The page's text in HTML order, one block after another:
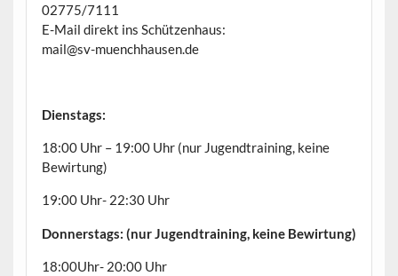
02775/7111
E-Mail direkt ins Schützenhaus:
mail@sv-muenchhausen.de
Dienstags:
18:00 Uhr – 19:00 Uhr (nur Jugendtraining, keine
Bewirtung)
19:00 Uhr- 22:30 Uhr
Donnerstags: (nur Jugendtraining, keine Bewirtung)
18:00Uhr- 20:00 Uhr